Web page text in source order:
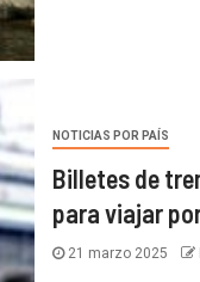
NOTICIAS POR PAÍS
Billetes de
para viajar
21 marzo 2025